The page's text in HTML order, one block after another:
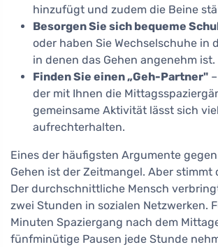
hinzufügt und zudem die Beine
Besorgen Sie sich bequeme
oder haben Sie Wechselschuhe in
in denen das Gehen angenehm ist.
Finden Sie einen „Geh-Partner"
der mit Ihnen die
gemeinsame Aktivität lässt sich
aufrechterhalten.
Eines der häufigsten Argumente
Gehen ist der Zeitmangel. Aber stimmt
Der durchschnittliche Mensch
zwei Stunden in sozialen Netzwerken.
Minuten Spaziergang nach dem
fünfminütige Pausen jede Stunde